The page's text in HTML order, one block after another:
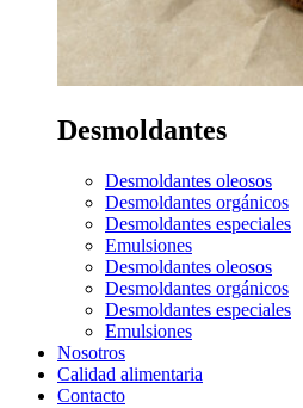
Desmoldantes
Desmoldantes oleosos
Desmoldantes orgánicos
Desmoldantes especiales
Emulsiones
Desmoldantes oleosos
Desmoldantes orgánicos
Desmoldantes especiales
Emulsiones
Nosotros
Calidad alimentaria
Contacto